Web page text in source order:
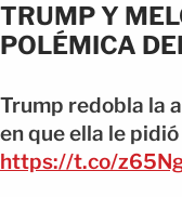
TRUMP Y
POLÉMICA
Trump redobla la
en que ella le
https://t.co/